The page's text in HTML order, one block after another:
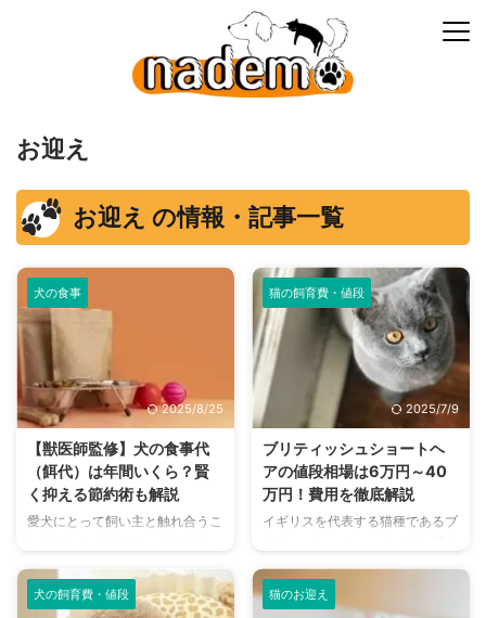
お迎え
お迎え の情報・記事一覧
犬の食事
2025/8/25
【獣医師監修】犬の食事代
（餌代）は年間いくら？賢
く抑える節約術も解説
愛犬にとって飼い主と触れ合うこ
ることも楽しみのひとつ。せっか
くなら、愛犬がよろこぶ美味しい
ドッグフードを食べさせてあげた
猫の飼育費・値段
2025/7/9
ブリティッシュショートヘ
アの値段相場は6万円～40
万円！費用を徹底解説
イギリスを代表する猫種であるブ
しい姿で多くの人を魅了していま
す。 不思議の国のアリスに登場
する「チェシャ猫」のモデルにな
犬の飼育費・値段 猫のお迎え